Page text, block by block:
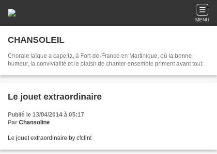
MENU
CHANSOLEIL
Chorale laïque a capella, à Fort-de-France en Martinique, où la bonne
humeur, la convivialité et le plaisir de chanter ensemble priment avant tout.
Le jouet extraordinaire
Publié le 13/04/2014 à 05:17
Par Chansoline
Le jouet extraordinaire by cfclint